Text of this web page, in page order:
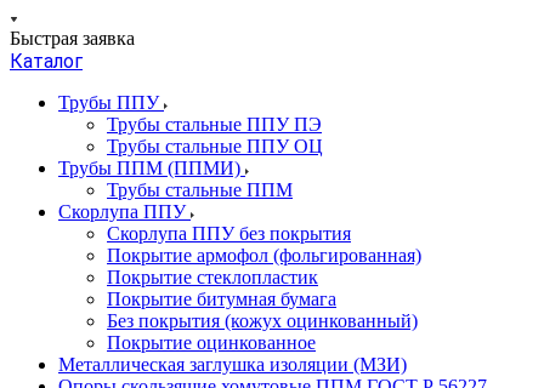
Быстрая заявка
Каталог
Трубы ППУ
Трубы стальные ППУ ПЭ
Трубы стальные ППУ ОЦ
Трубы ППМ (ППМИ)
Трубы стальные ППМ
Скорлупа ППУ
Скорлупа ППУ без покрытия
Покрытие армофол (фольгированная)
Покрытие стеклопластик
Покрытие битумная бумага
Без покрытия (кожух оцинкованный)
Покрытие оцинкованное
Металлическая заглушка изоляции (МЗИ)